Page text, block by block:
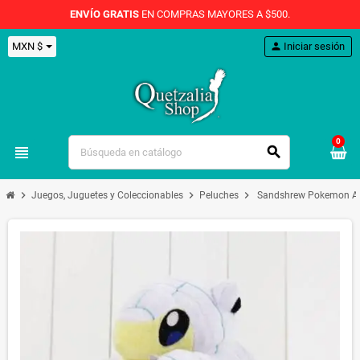
ENVÍO GRATIS EN COMPRAS MAYORES A $500.
MXN $
view_headline search
person Iniciar sesión
0
chevron_right Juegos, Juguetes y Coleccionables chevron_right Peluches chevron_right Sandshrew Pokemon